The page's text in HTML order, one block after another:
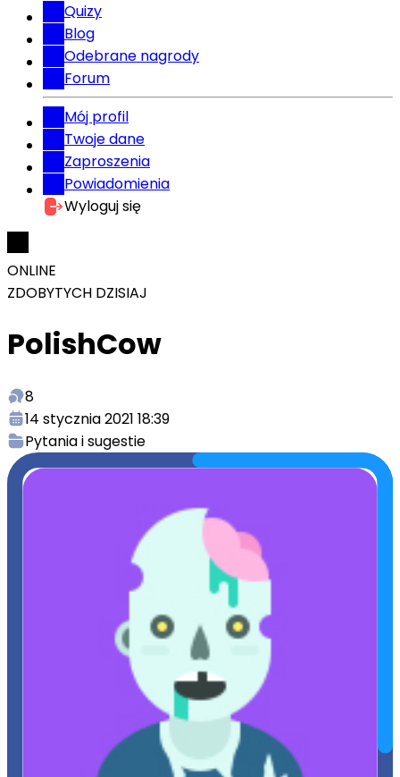
Quizy
Blog
Odebrane nagrody
Forum
Mój profil
Twoje dane
Zaproszenia
Powiadomienia
Wyloguj się
ONLINE
ZDOBYTYCH DZISIAJ
PolishCow
8
14 stycznia 2021 18:39
Pytania i sugestie